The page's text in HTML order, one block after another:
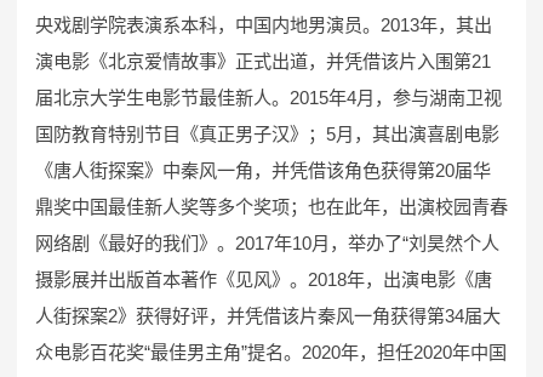
央戏剧学院表演系本科，中国内地男演员。2013年，其出
演电影《北京爱情故事》正式出道，并凭借该片入围第21
届北京大学生电影节最佳新人。2015年4月，参与湖南卫视
国防教育特别节目《真正男子汉》；5月，其出演喜剧电影
《唐人街探案》中秦风一角，并凭借该角色获得第20届华
鼎奖中国最佳新人奖等多个奖项；也在此年，出演校园青春
网络剧《最好的我们》。2017年10月，举办了“刘昊然个人
摄影展并出版首本著作《见风》。2018年，出演电影《唐
人街探案2》获得好评，并凭借该片秦风一角获得第34届大
众电影百花奖“最佳男主角”提名。2020年，担任2020年中国